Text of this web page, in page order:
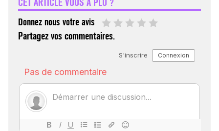
CET ARTICLE VOUS A PLU ?
Donnez nous votre avis
Partagez vos commentaires.
ÉCHO : DES IMAGES
POUR TOUTES LES
18 juil 2022